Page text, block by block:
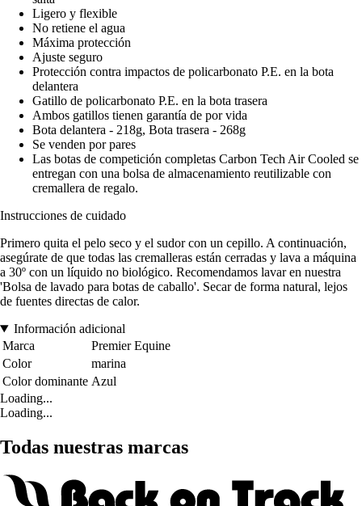
Ligero y flexible
No retiene el agua
Máxima protección
Ajuste seguro
Protección contra impactos de policarbonato P.E. en la bota
delantera
Gatillo de policarbonato P.E. en la bota trasera
Ambos gatillos tienen garantía de por vida
Bota delantera - 218g, Bota trasera - 268g
Se venden por pares
Las botas de competición completas Carbon Tech Air Cooled se
entregan con una bolsa de almacenamiento reutilizable con
cremallera de regalo.
Instrucciones de cuidado
Primero quita el pelo seco y el sudor con un cepillo. A continuación,
asegúrate de que todas las cremalleras están cerradas y lava a máquina
a 30º con un líquido no biológico. Recomendamos lavar en nuestra
'Bolsa de lavado para botas de caballo'. Secar de forma natural, lejos
de fuentes directas de calor.
Información adicional
Marca
Premier Equine
Color
marina
Color dominante Azul
Loading...
Loading...
Todas nuestras marcas